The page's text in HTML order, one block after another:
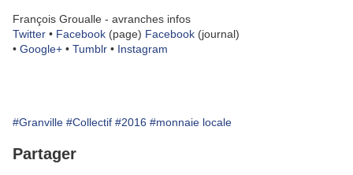
François Groualle - avranches infos
Twitter • Facebook (page) Facebook (journal)
• Google+ • Tumblr • Instagram
#Granville #Collectif #2016 #monnaie locale
Partager